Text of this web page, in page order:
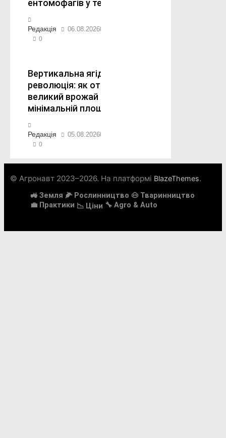
ентомофагів у теплиці
Редакція 06.08.202607.08.2026
0
Вертикальна ягідна
революція: як отримати
великий врожай на
мінімальній площі
Редакція 05.08.202607.08.2026
0
© Агронавт 2023–2026. На платформі BlazeThemes.
🚜 Земля 🌽 Рослинництво 🐽 Тваринництво
💼 Практики 📉 Ціни 🔧 Agro & Auto